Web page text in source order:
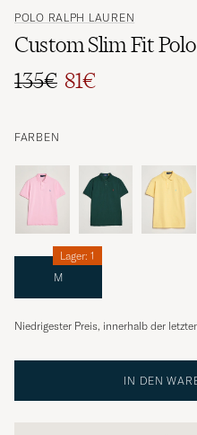
POLO RALPH LAUREN
Custom Slim Fit
135€ 81€
FARBEN
M
Lager: 1
Niedrigester Preis, innerhalb der
IN DEN